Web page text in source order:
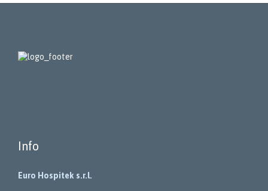
Info
Euro Hospitek s.r.l.